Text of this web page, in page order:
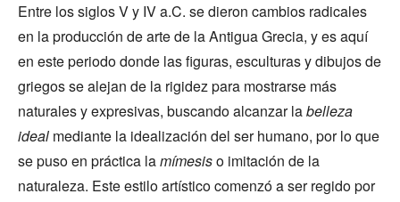
Entre los siglos V y IV a.C. se dieron cambios radicales
en la producción de arte de la Antigua Grecia, y es aquí
en este periodo donde las figuras, esculturas y dibujos de
griegos se alejan de la rigidez para mostrarse más
naturales y expresivas, buscando alcanzar labelleza
ideal mediante la idealización del ser humano, por lo que
se puso en práctica lamímesiso imitación de la
naturaleza. Este estilo artístico comenzó a ser regido por